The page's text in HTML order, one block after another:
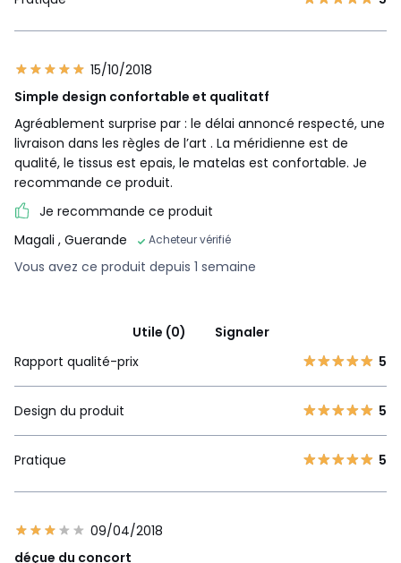
15/10/2018
Simple design confortable et qualitatf
Agréablement surprise par : le délai annoncé respecté, une
livraison dans les règles de l’art . La méridienne est de
qualité, le tissus est epais, le matelas est confortable. Je
recommande ce produit.
Je recommande ce produit
Magali , Guerande Acheteur vérifié
Vous avez ce produit depuis 1 semaine
Utile (0)
Signaler
Rapport qualité-prix
5
Design du produit 5
Pratique 5
09/04/2018
déçue du concort